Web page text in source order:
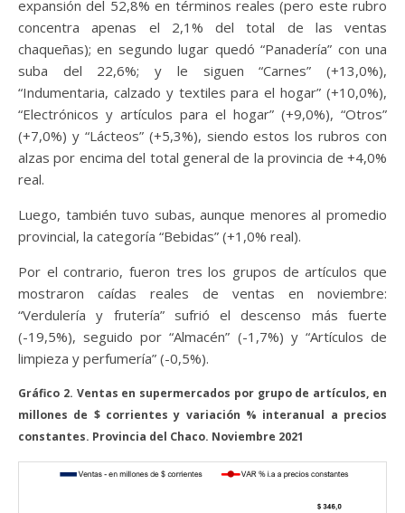
expansión del 52,8% en términos reales (pero este rubro
concentra apenas el 2,1% del total de las ventas
chaqueñas); en segundo lugar quedó “Panadería” con una
suba del 22,6%; y le siguen “Carnes” (+13,0%),
“Indumentaria, calzado y textiles para el hogar” (+10,0%),
“Electrónicos y artículos para el hogar” (+9,0%), “Otros”
(+7,0%) y “Lácteos” (+5,3%), siendo estos los rubros con
alzas por encima del total general de la provincia de +4,0%
real.
Luego, también tuvo subas, aunque menores al promedio
provincial, la categoría “Bebidas” (+1,0% real).
Por el contrario, fueron tres los grupos de artículos que
mostraron caídas reales de ventas en noviembre:
“Verdulería y frutería” sufrió el descenso más fuerte
(-19,5%), seguido por “Almacén” (-1,7%) y “Artículos de
limpieza y perfumería” (-0,5%).
Gráfico 2. Ventas en supermercados por grupo de artículos, en
millones de $ corrientes y variación % interanual a precios
constantes. Provincia del Chaco. Noviembre 2021